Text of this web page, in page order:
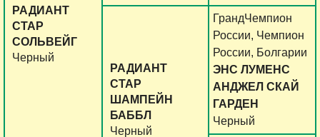
РАДИАНТ
СТАР
СОЛЬВЕЙГ
Черный
РАДИАНТ
СТАР
ШАМПЕЙН
БАББЛ
Черный
ГрандЧемпион
России, Чемпион
России, Болгарии
ЭНС ЛУМЕНС
АНДЖЕЛ СКАЙ
ГАРДЕН
Черный